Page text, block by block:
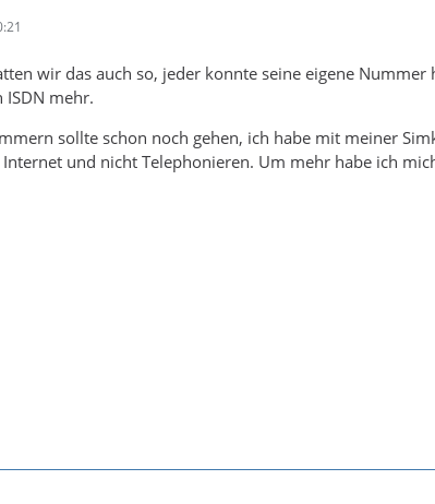
wir das auch so, jeder konnte seine eigene
ISDN mehr.
sollte schon noch gehen, ich habe mit meiner
und nicht Telephonieren. Um mehr habe ich